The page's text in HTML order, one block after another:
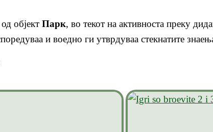
од објект Парк, во текот на активноста преку
и воедно ги утврдуваа стекнатите